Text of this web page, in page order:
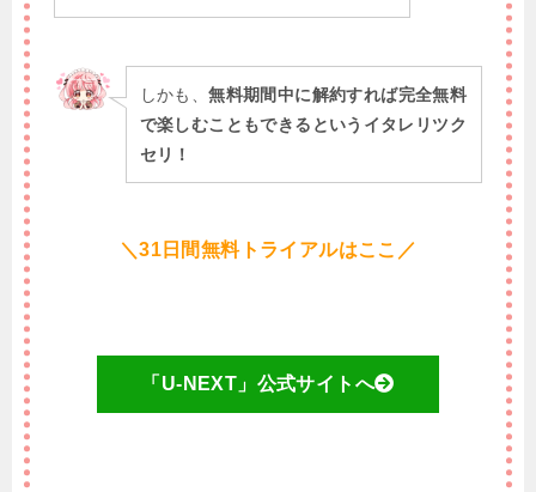
しかも、無料期間中に解約すれば完全無料
で楽しむこともできるというイタレリツク
セリ！
＼31日間無料トライアルはここ／
「U-NEXT」公式サイトへ